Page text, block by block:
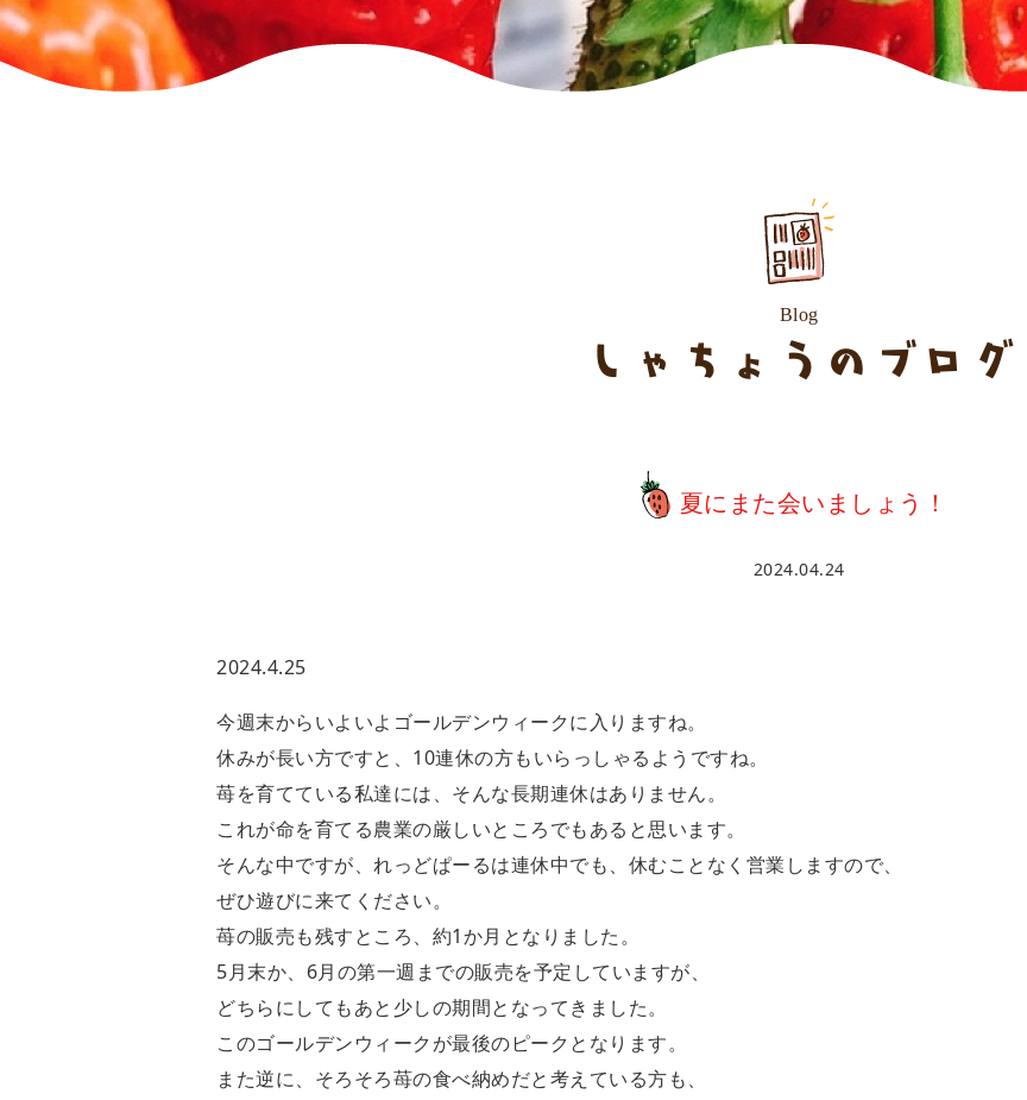
Blog
しゃちょうのブログ
夏にまた会いましょう！
2024.04.24
2024.4.25
今週末からいよいよゴールデンウィークに入りますね。
休みが長い方ですと、10連休の方もいらっしゃるようですね。
苺を育てている私達には、そんな長期連休はありません。
これが命を育てる農業の厳しいところでもあると思います。
そんな中ですが、れっどぱーるは連休中でも、休むことなく営業しますので、
ぜひ遊びに来てください。
苺の販売も残すところ、約1か月となりました。
5月末か、6月の第一週までの販売を予定していますが、
どちらにしてもあと少しの期間となってきました。
このゴールデンウィークが最後のピークとなります。
また逆に、そろそろ苺の食べ納めだと考えている方も、